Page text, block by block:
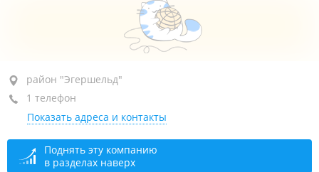
район "Эгершельд", ул. Станюковича, 3
оф. 38
+7 (423) 257-16-17
сегодня закрыто
район "Эгершельд"
1 телефон
Показать адреса и контакты
Поднять эту компанию
в разделах наверх